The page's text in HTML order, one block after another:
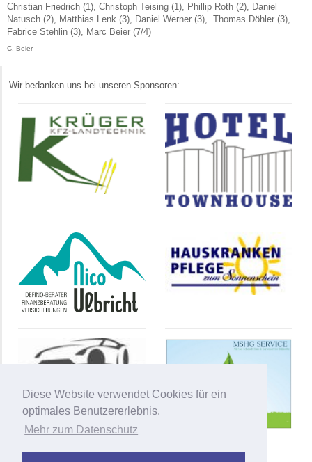
Diese Website verwendet Cookies für ein
optimales Benutzererlebnis.
Mehr zum Datenschutz
Christian Friedrich (1), Christoph Teising (1), Phillip Roth (2), Daniel
Natusch (2), Matthias Lenk (3), Daniel Werner (3), Thomas Döhler (3),
Fabrice Stehlin (3), Marc Beier (7/4)
C. Beier
Wir bedanken uns bei unseren Sponsoren: